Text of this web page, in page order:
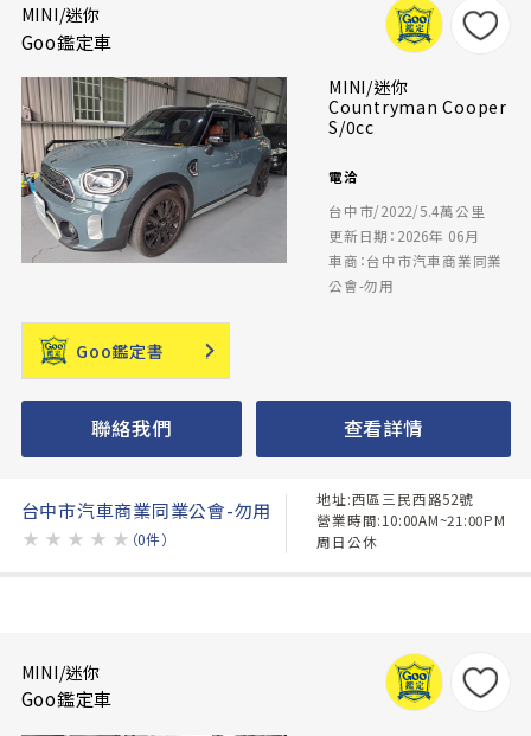
MINI/迷你
Goo鑑定車
MINI/迷你
Countryman Cooper
S/0cc
電洽
台中市/2022/5.4萬公里
更新日期：2026年 06月
車商：台中市汽車商業同業
公會-勿用
Goo鑑定書
聯絡我們 查看詳情
台中市汽車商業同業公會-勿用
★ ★ ★ ★ ★ （0件）
地址:西區三民西路52號
營業時間:10:00AM~21:00PM
周日公休
MINI/迷你
Goo鑑定車